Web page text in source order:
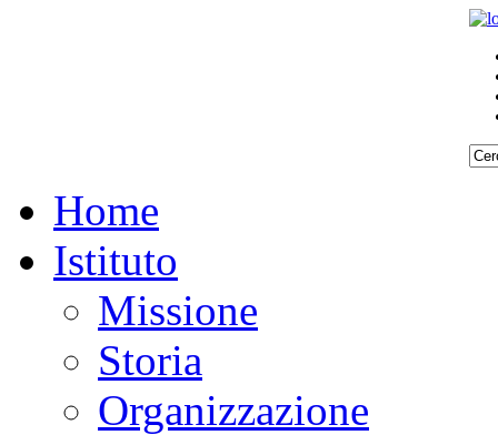
Home
Istituto
Missione
Storia
Organizzazione